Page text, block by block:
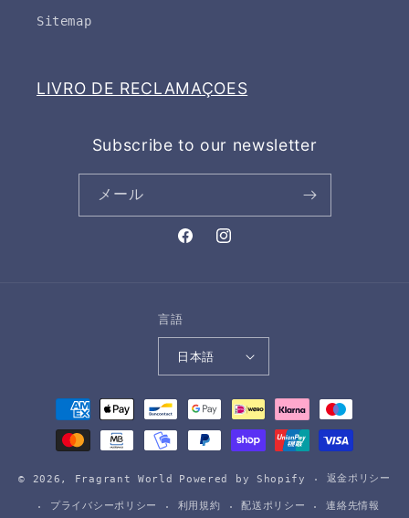
Sitemap
LIVRO DE RECLAMAÇOES
Subscribe to our newsletter
メール
FacebookInstagram
言語
日本語
法
© 2026, Fragrant World Powered by Shopify 返金ポリシー
プライバシーポリシー 利用規約 配送ポリシー 連絡先情報